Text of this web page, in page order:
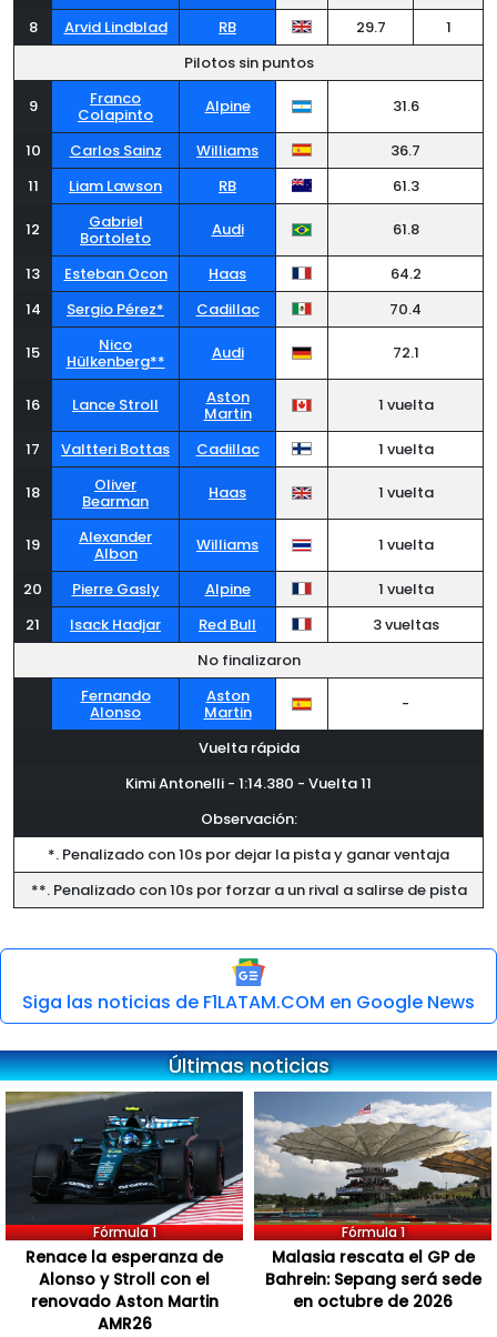
8
Arvid Lindblad RB 29.7
1
Pilotos sin puntos
9 Franco
Colapinto Alpine 31.6
10 Carlos Sainz Williams
36.7
11
Liam Lawson RB 61.3
12 Gabriel
Bortoleto Audi 61.8
13 Esteban Ocon Haas
64.2
14
Sergio Pérez* Cadillac 70.4
15 Nico
Hülkenberg** Audi 72.1
16 Lance Stroll Aston
Martin 1 vuelta
17 Valtteri Bottas Cadillac 1 vuelta
18 Oliver
Bearman Haas 1 vuelta
19 Alexander
Albon Williams 1 vuelta
20 Pierre Gasly Alpine
1 vuelta
21
Isack Hadjar Red Bull
3 vueltas
No finalizaron
Fernando
Alonso
Aston
Martin -
Vuelta rápida
Kimi Antonelli - 1:14.380 - Vuelta 11
Observación:
*. Penalizado con 10s por dejar la pista y ganar ventaja
**. Penalizado con 10s por forzar a un rival a salirse de pista
Siga las noticias de F1LATAM.COM en Google News
Últimas noticias
Fórmula 1
Renace la esperanza de
Alonso y Stroll con el
renovado Aston Martin
AMR26
Fórmula 1
Malasia rescata el GP de
Bahrein: Sepang será sede
en octubre de 2026